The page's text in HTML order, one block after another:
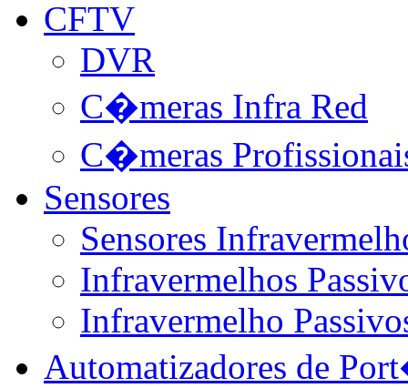
CFTV
DVR
C�meras Infra Red
C�meras
Sensores
Sensores
Infravermelhos
Infravermelho
Automatizadores de